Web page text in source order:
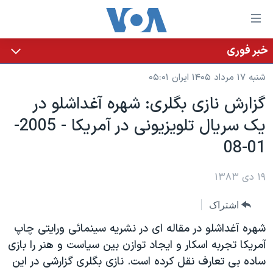
لینکهای
قابل
دسترسی
جهش
محتوای
اصلی
جهش
صفحه
جهش
جستجو
خانه
نسخه سبک وب‌سایت
موضوع ها
ایران
آمریکا
جهان
ویژه برنامه‌ها
ویدیوها
برنامه های تلویزیونی
جدول برنامه ها
صفحه‌های ویژه
۲۵۰سالگی آمریکا
بایگانی برنامه‌های تلویزیونی
فرکانس‌های صدای آمریکا
یادگیری زبان انگلیسی
خبر فوری
شنبه ۱۷ مرداد ۱۴۰۵ ایران ۰۵:۰۱
گزارش نازی بگلری: شهره آغداشلو در
يک سريال تلويزيونی در آمريکا - 2005-
01-08
۱۹ دی ۱۳۸۳
اشتراک
شهره آغداشلو در مقاله ای در نشريه سينمائی ورايتی چاپ
آمريکا تجربه اسکار و ايجاد توازن بين سياست و هنر را بازی
ساده بی تعارف نقل کرده است. نازی بگلری گزارشی در اين